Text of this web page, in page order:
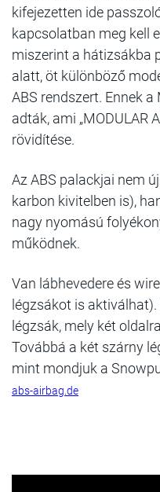
kifejezetten ide
kapcsolatban meg kell
miszerint a hátizsákba
alatt, öt különböző
ABS rendszert. Ennek
adták, ami „MODULAR
rövidítése.
Az ABS palackjai nem
karbon kivitelben is),
nagy nyomású
működnek.
Van lábhevedere és
légzsákot is
légzsák, mely két
Továbbá a két szárny
mint mondjuk a
abs-airbag.de